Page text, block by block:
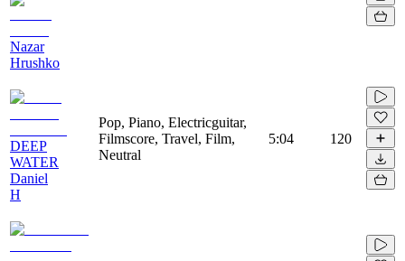
Nazar
Hrushko
DEEP
WATER
Daniel
H
Pop, Piano, Electricguitar,
Filmscore, Travel, Film,
Neutral
5:04 120